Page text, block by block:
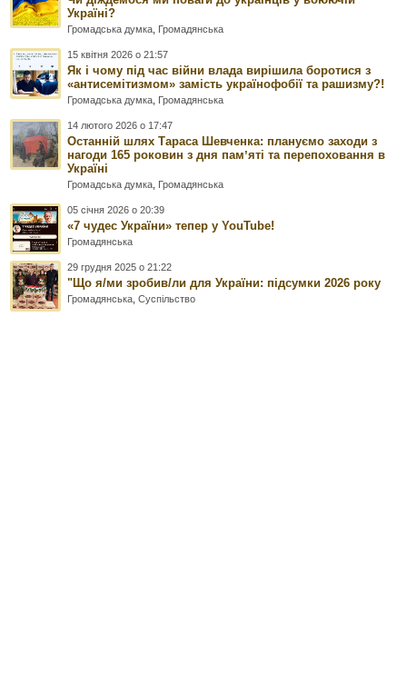
Україні?
Громадська думка Громадянська
15 квітня 2026 о 21:57
Як і чому під час війни влада вирішила боротися з
«антисемітизмом» замість українофобії та рашизму?!
Громадська думка Громадянська
14 лютого 2026 о 17:47
Останній шлях Тараса Шевченка: плануємо заходи з
нагоди 165 роковин з дня памʼяті та перепоховання в
Україні
Громадська думка Громадянська
05 січня 2026 о 20:39
«7 чудес України» тепер у YouTube!
Громадянська
29 грудня 2025 о 21:22
"Що я/ми зробив/ли для України: підсумки 2026 року
Громадянська ,Суспільство